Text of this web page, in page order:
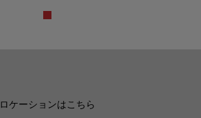
ロケーションはこちら